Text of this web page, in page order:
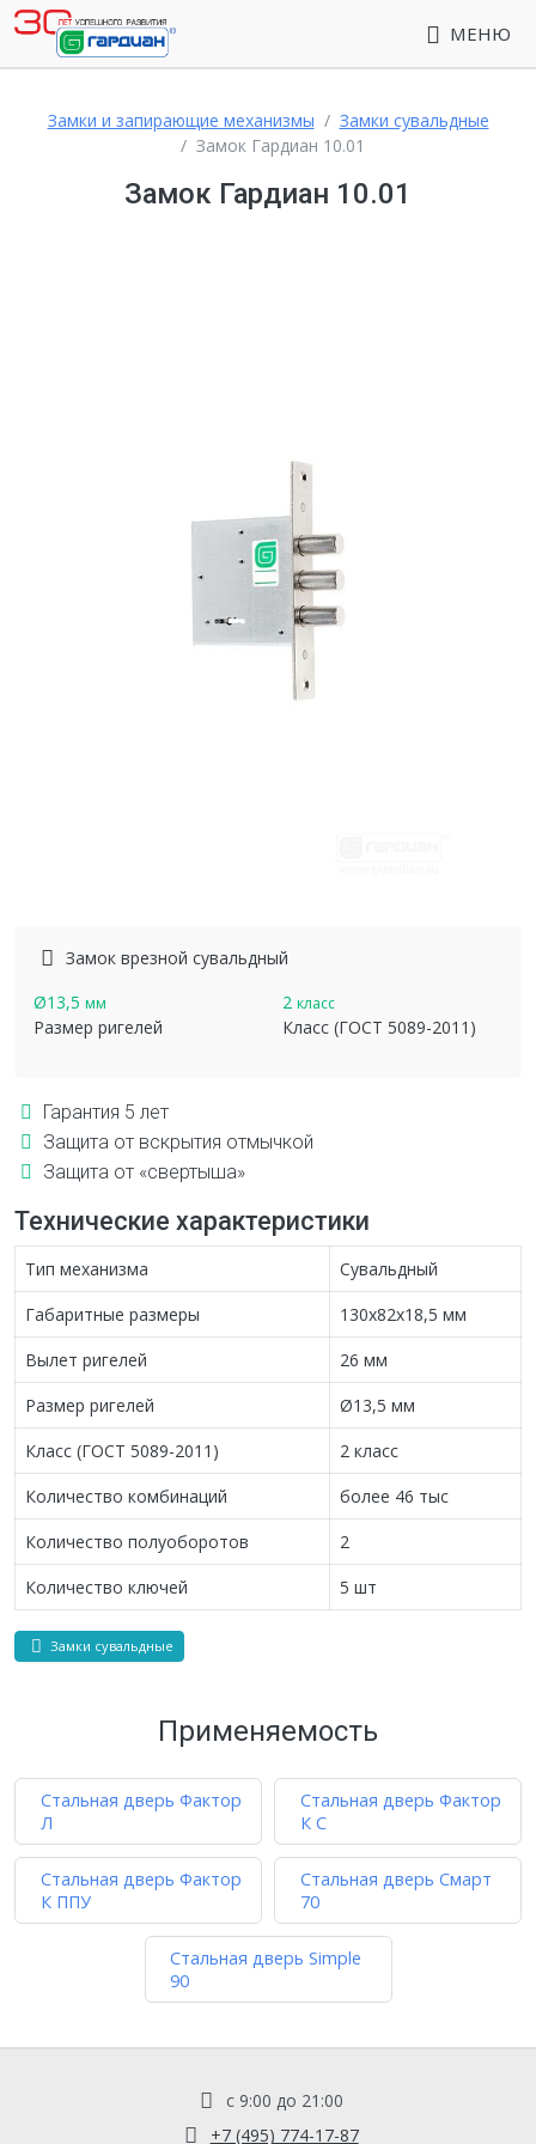
МЕНЮ
Замки и запирающие механизмы
Замки сувальдные
Замок Гардиан 10.01
Замок Гардиан 10.01
Замок врезной сувальдный
Ø13,5 мм
Размер ригелей
2 класс
Класс (ГОСТ 5089-2011)
Гарантия 5 лет
Защита от вскрытия отмычкой
Защита от «свертыша»
Технические характеристики
Тип механизма
Сувальдный
Габаритные размеры
130х82х18,5 мм
Вылет ригелей
26 мм
Размер ригелей
Ø13,5 мм
Класс (ГОСТ 5089-2011)
2 класс
Количество комбинаций
более 46 тыс
Количество полуоборотов
2
Количество ключей
5 шт
Замки сувальдные
Применяемость
Стальная дверь Фактор
Л
Стальная дверь Фактор
К С
Стальная дверь Фактор
К ППУ
Стальная дверь Смарт
70
Стальная дверь Simple
90
с 9:00 до 21:00
+7 (495) 774-17-87